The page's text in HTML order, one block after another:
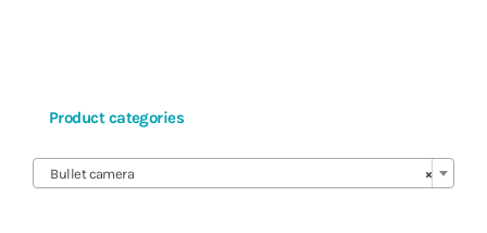
Product categories
×
Bullet camera